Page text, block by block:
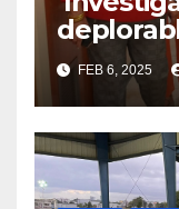
de la
FEB 6, 2025